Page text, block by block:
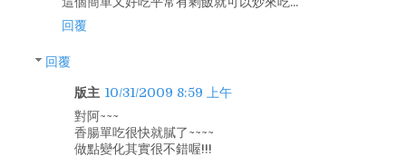
回覆
回覆
版主 10/31/2009 8:59 上午
對阿~~~
香腸單吃很快就膩了~~~~
做點變化其實很不錯喔!!!